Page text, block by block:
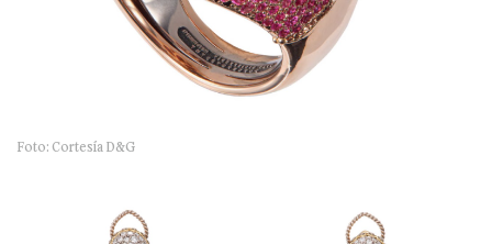
Foto: Cortesía D&G